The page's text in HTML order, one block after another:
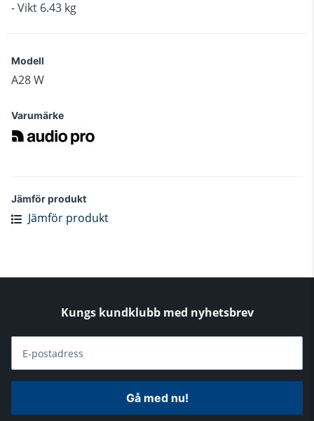
- Vikt 6.43 kg
Modell
A28 W
Varumärke
Jämför produkt
Jämför produkt
Kungs kundklubb med nyhetsbrev
E-postadress
Gå med nu!